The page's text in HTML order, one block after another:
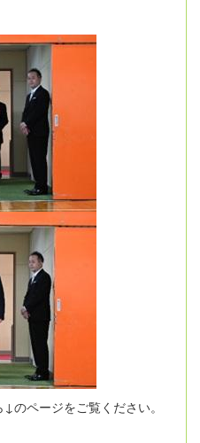
ページをご覧ください。